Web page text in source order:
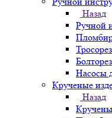
Назад
Ручной
Насосы
Крученые
Назад